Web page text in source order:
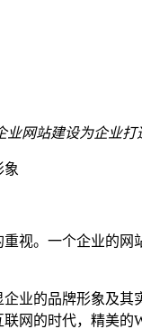
业网站建设为企业
象
视。一个企业的
业的品牌形象及
网的时代，精美